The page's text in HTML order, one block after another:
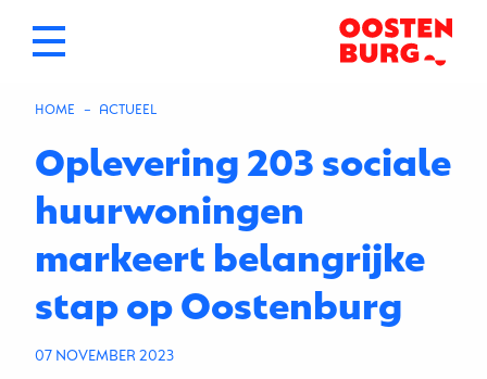
HOME ACTUEEL
HUIDIGE PAGINA: OPLEVERING 203 SOCIALE HUURWONINGEN
Oplevering 203 sociale
huurwoningen
markeert belangrijke
stap op Oostenburg
07 NOVEMBER 2023